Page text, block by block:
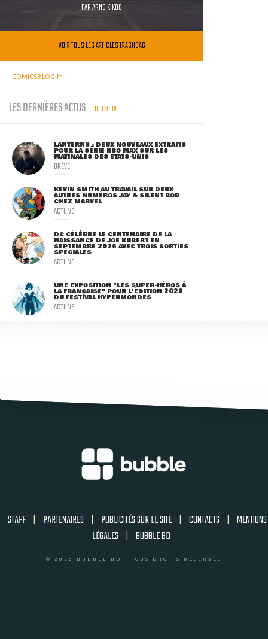
PARARNO KIKOO
VOIR TOUS LES ARTICLES TRASHBAG
COMICSBLOG.fr
LES DERNIÈRES ACTUS TOUT VOIR
LANTERNS : DEUX NOUVEAUX EXTRAITS
POUR LA SÉRIE HBO MAX SUR LES
MATINALES DES ETATS-UNIS
BRÈVE
KEVIN SMITH AU TRAVAIL SUR DEUX
AUTRES NUMÉROS JAY & SILENT BOB
CHEZ MARVEL
ACTU VO
DC CÉLÈBRE LE CENTENAIRE DE LA
NAISSANCE DE JOE KUBERT EN
SEPTEMBRE 2026 AVEC TROIS SORTIES
SPÉCIALES
ACTU VO
UNE EXPOSITION "LES SUPER-HÉROS À
LA FRANÇAISE" POUR L'ÉDITION 2026
DU FESTIVAL HYPERMONDES
ACTU VF
STAFF | PARTENAIRES | PUBLICITÉS SUR LE SITE | CONTACTS | MENTIONS
LÉGALES | BUBBLE BD
© 2026 BUBBLE BD - TOUS DROITS RÉSERVÉS